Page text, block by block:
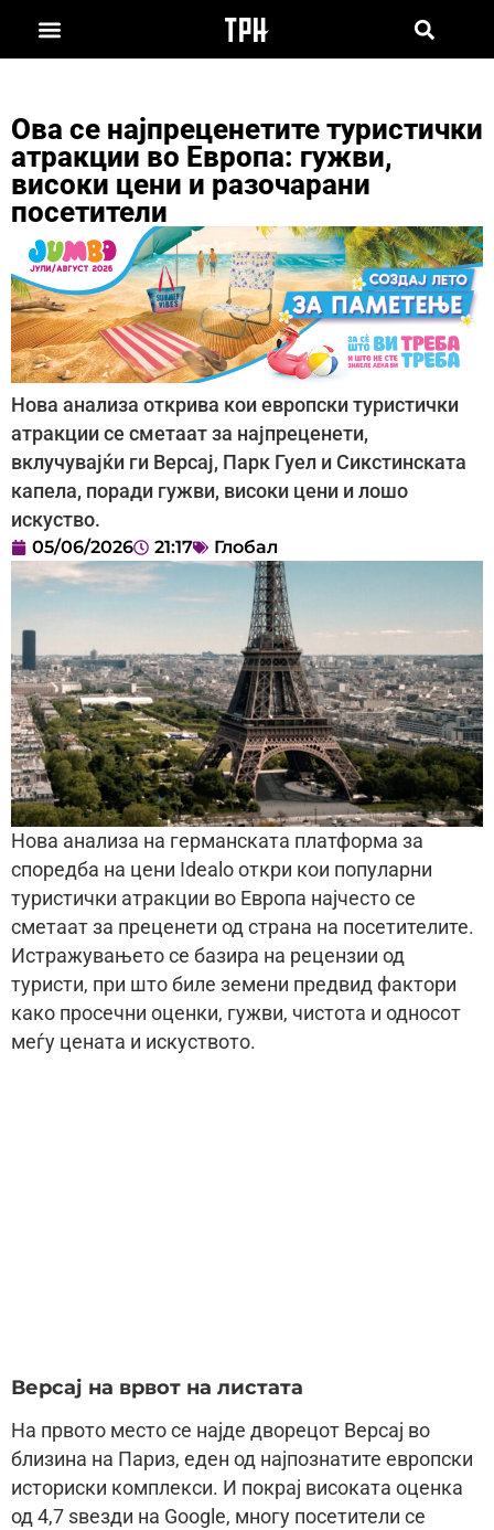
Ова се најпреценетите туристички
атракции во Европа: гужви,
високи цени и разочарани
посетители
Нова анализа открива кои европски туристички
атракции се сметаат за најпреценети,
вклучувајќи ги Версај, Парк Гуел и Сикстинската
капела, поради гужви, високи цени и лошо
искуство.
05/06/2026 21:17 Глобал
Нова анализа на германската платформа за
споредба на цени Idealo откри кои популарни
туристички атракции во Европа најчесто се
сметаат за преценети од страна на посетителите.
Истражувањето се базира на рецензии од
туристи, при што биле земени предвид фактори
како просечни оценки, гужви, чистота и односот
меѓу цената и искуството.
Версај на врвот на листата
На првото место се најде дворецот Версај во
близина на Париз, еден од најпознатите европски
историски комплекси. И покрај високата оценка
од 4,7 ѕвезди на Google, многу посетители се